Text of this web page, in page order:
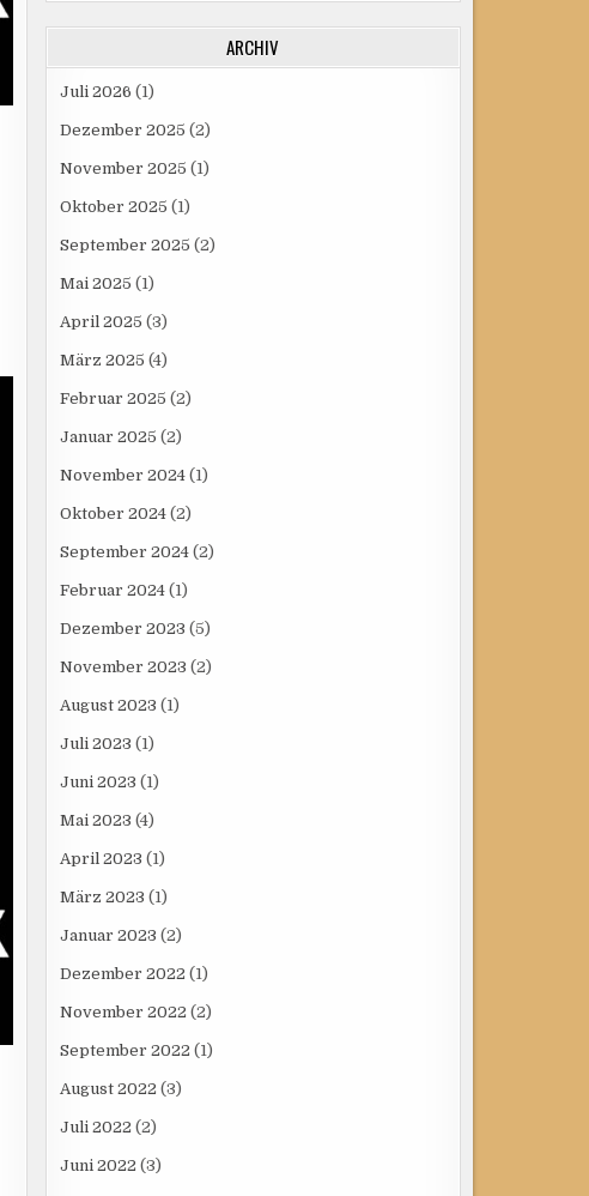
ARCHIV
Juli 2026 (1)
Dezember 2025 (2)
November 2025 (1)
Oktober 2025 (1)
September 2025 (2)
Mai 2025 (1)
April 2025 (3)
März 2025 (4)
Februar 2025 (2)
Januar 2025 (2)
November 2024(1)
Oktober 2024(2)
September 2024(2)
Februar 2024(1)
Dezember 2023 (5)
November 2023 (2)
August 2023 (1)
Juli 2023 (1)
Juni 2023 (1)
Mai 2023 (4)
April 2023 (1)
März 2023 (1)
Januar 2023 (2)
Dezember 2022 (1)
November 2022 (2)
September 2022 (1)
August 2022 (3)
Juli 2022 (2)
Juni 2022 (3)